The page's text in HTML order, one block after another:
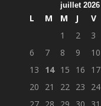
juillet 2026
L M M J V
1
2 3
6
7 8 9 10
13
14 15 16 17
20
21 22 23 24